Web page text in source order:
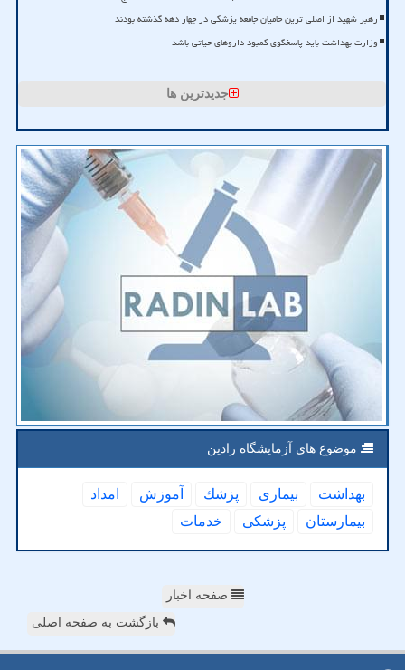
رهبر شهید از اصلی ترین حامیان جامعه پزشکی در چهار دهه گذشته بودند
وزارت بهداشت باید پاسخگوی کمبود داروهای حیاتی باشد
جدیدترین ها
موضوع های آزمایشگاه رادین
بهداشت بیماری پزشك آموزش
امداد
بیمارستان
پزشكی خدمات
صفحه اخبار
بازگشت به صفحه اصلی